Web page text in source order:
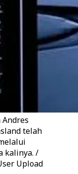
telah
kalinya. /
Upload